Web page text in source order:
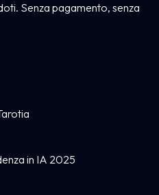
Senza pagamento, senza
in IA 2025